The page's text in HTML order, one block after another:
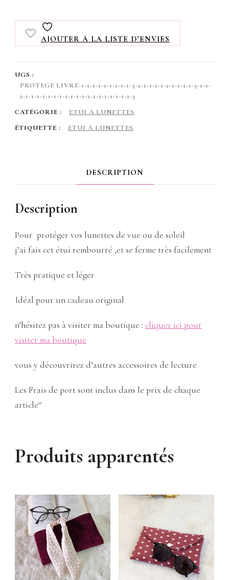
lunettes
imperméable
avec
AJOUTER À LA LISTE D’ENVIES
UGS :
PROTEGE LIVRE-1-1-1-1-1-1-1-1-1-5-2-1-1-1-1-2-1-1-1-1-3-1-1-
2-1-1-1-1-1-1-1-1-1-1-1-2-1-1-1-1-1-1-2-3
CATÉGORIE :
ETUI À LUNETTES
ÉTIQUETTE :
ETUI À LUNETTES
DESCRIPTION
Description
Pour protéger vos lunettes de vue ou de soleil
j’ai fais cet étui rembourré ,et se ferme très facilement
Très pratique et léger
Idéal pour un cadeau original
n’hésitez pas à visiter ma boutique : cliquez ici pour
visiter ma boutique
vous y découvrirez d’autres accessoires de lecture
Les Frais de port sont inclus dans le prix de chaque
article°
Produits apparentés